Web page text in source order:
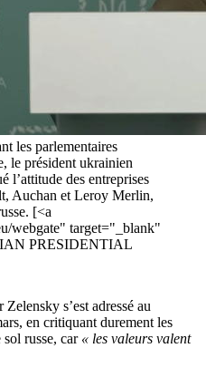
les parlementaires
le président ukrainien
l’attitude des entreprises
Auchan et Leroy Merlin,
[<a
webgate" target="_blank"
PRESIDENTIAL
s’est adressé au
en critiquant durement les
sol russe, car « les valeurs valent